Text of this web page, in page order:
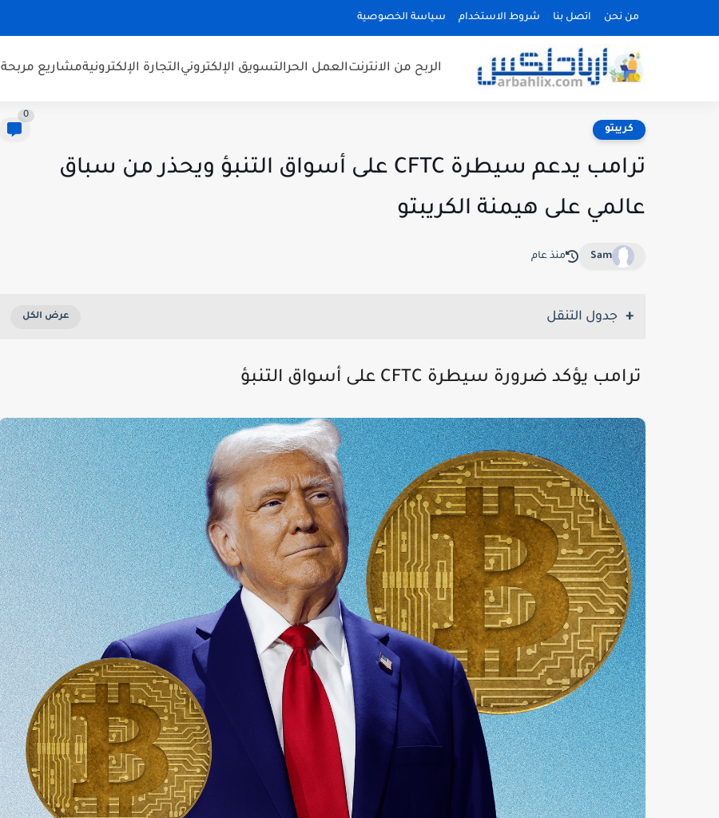
من نحن اتصل بنا شروط الاستخدام سياسة الخصوصية
الربح من الانترنتالعمل الحرالتسويق الإلكترونيالتجارة الإلكترونيةمشاريع مربحة
كريبتو
0
ترامب يدعم سيطرة CFTC على أسواق التنبؤ ويحذر من سباق
عالمي على هيمنة الكريبتو
Sam منذ عام
جدول التنقل
ترامب يؤكد ضرورة سيطرة CFTC على أسواق التنبؤ